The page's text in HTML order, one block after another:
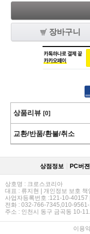
장바구니
상품리뷰 [0]
교환/반품/환불/취소
상점정보 PC버젼
상호명 : 크로스코리아
대표 : 류지현 | 개인정보 보호 책
사업자등록번호 :121-10-
전화 : 032-766-7345,010-
주소 : 인천시 동구 금곡동 10-
이용